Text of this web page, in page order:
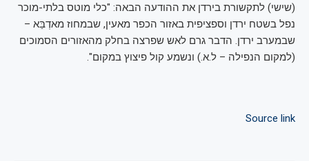
(שישי) לתקשורת בירדן את ההודעה הבאה: "כלי מוטס בלתי-מוכר
נפל בשטח ירדן וספציפית באזור הכפר מאעין, שבמחוז מאדְבַּא –
שבמערב ירדן. הדבר גרם לאש שפרצה בחלק מהאזורים הסמוכים
(למקום הנפילה – ל.א.) ונשמע קול פיצוץ במקום".
Source link